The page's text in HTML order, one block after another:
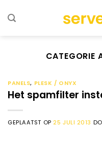
naar
CATEGORIE
PANELS, PLESK / ONYX
Het spamfilter
GEPLAATST OP 25 JULI 2013